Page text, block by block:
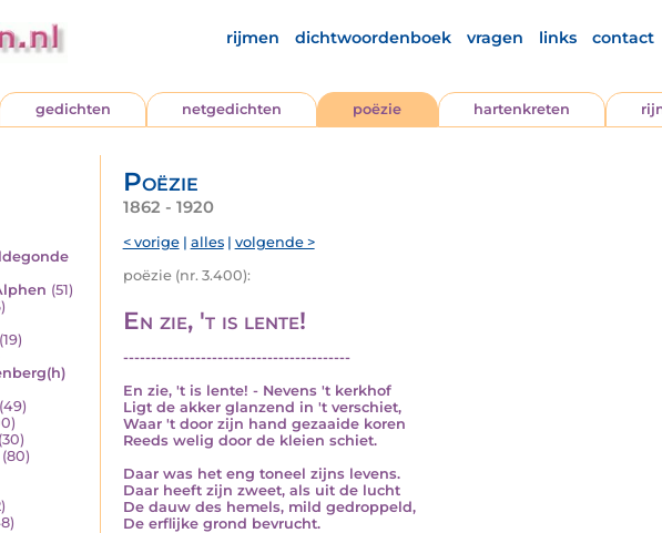
rijmen dichtwoordenboek vragen links contact
gedichten netgedichten poëzie hartenkreten
(51)
(19)
(49)
(30)
(80)
Poëzie
1862 - 1920
< vorige| alles| volgende >
poëzie (nr. 3.400):
En zie, 't is lente!
-----------------------------------------
En zie, 't is lente! - Nevens 't kerkhof
Ligt de akker glanzend in 't verschiet,
Waar 't door zijn hand gezaaide koren
Reeds welig door de kleien schiet.
Daar was het eng toneel zijns levens.
Daar heeft zijn zweet, als uit de lucht
De dauw des hemels, mild gedroppeld,
De erflijke grond bevrucht.